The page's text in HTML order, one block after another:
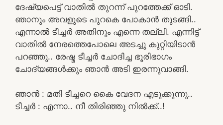
ദേഷ്യപെട്ട് വാതിൽ തുറന്ന് പുറത്തേക്ക് ഓടി.
ഞാനും അവളുടെ പുറകെ പോകാൻ തുടങ്ങി..
എന്നാൽ ടീച്ചർ അതിനും എന്നെ തല്ലി. എന്നിട്ട്
വാതിൽ നേരത്തെപോലെ അടച്ചു കുറ്റിയിടാൻ
പറഞ്ഞു.. രേഷ്മ ടീച്ചർ ചോദിച്ച ഭൂരിഭാഗം
ചോദ്യങ്ങൾക്കും ഞാൻ അടി ഇരന്നുവാങ്ങി.
ഞാൻ : മതി ടീച്ചറെ കൈ വേദന എടുക്കുന്നു..
ടീച്ചർ : എന്നാ.. നീ തിരിഞ്ഞു നിൽക്ക്..!